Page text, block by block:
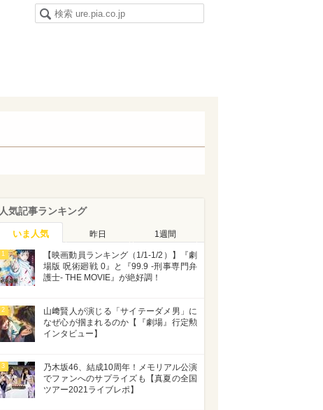
人気記事ランキング
いま人気 昨日 1週間
1
【映画動員ランキング（1/1-1/2）】『劇
場版 呪術廻戦 0』と『99.9 -刑事専門弁
護士- THE MOVIE』が絶好調！
2
山﨑賢人が演じる「サイテーダメ男」に
なぜ心が掴まれるのか【『劇場』行定勲
インタビュー】
3
乃木坂46、結成10周年！メモリアル公演
でファンへのサプライズも【真夏の全国
ツアー2021ライブレポ】